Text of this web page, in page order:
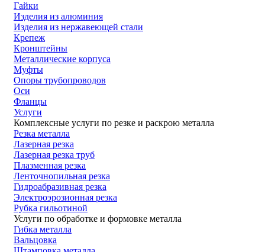
Гайки
Изделия из алюминия
Изделия из нержавеющей стали
Крепеж
Кронштейны
Металлические корпуса
Муфты
Опоры трубопроводов
Оси
Фланцы
Услуги
Комплексные услуги по резке и раскрою металла
Резка металла
Лазерная резка
Лазерная резка труб
Плазменная резка
Ленточнопильная резка
Гидроабразивная резка
Электроэрозионная резка
Рубка гильотиной
Услуги по обработке и формовке металла
Гибка металла
Вальцовка